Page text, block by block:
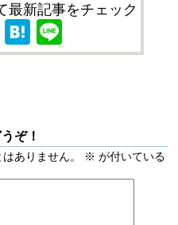
最新記事をチェック
Facebook
Hatena
ぞ！
ありません。 ※ が付いている